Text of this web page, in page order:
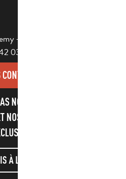
- 13400 AUBAGNE
03 49 98
NOTRE NEWSLETTER
NOS INFORMATIONS
!
À LA NEWSLETTER